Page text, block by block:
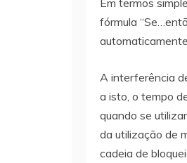
Em termos
fórmula
A interferência
a isto, o tempo
quando se
da utilização de
cadeia de